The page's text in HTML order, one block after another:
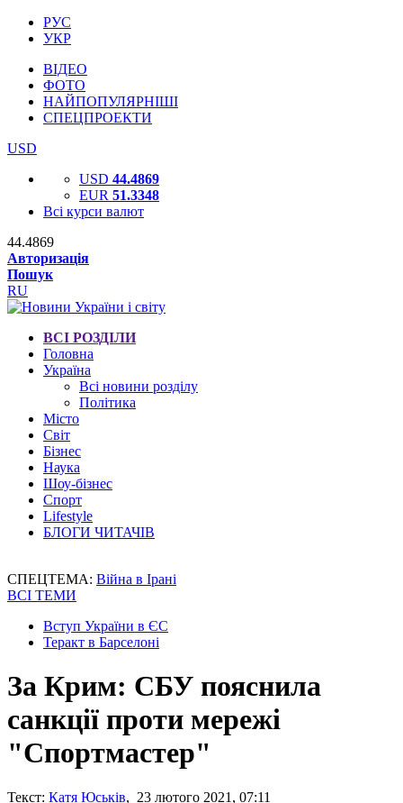
РУС
УКР
ВІДЕО
ФОТО
НАЙПОПУЛЯРНІШІ
СПЕЦПРОЕКТИ
USD
USD 44.4869
EUR 51.3348
Всі курси валют
44.4869
Авторизація
Пошук
RU
ВСІ РОЗДІЛИ
Головна
Україна
Всі новини розділу
Політика
Місто
Світ
Бізнес
Наука
Шоу-бізнес
Спорт
Lifestyle
БЛОГИ ЧИТАЧІВ
СПЕЦТЕМА: Війна в Ірані
ВСІ ТЕМИ
Вступ України в ЄС
Теракт в Барселоні
За Крим: СБУ пояснила
санкції проти мережі
"Спортмастер"
Текст: Катя Юськів, 23 лютого 2021, 07:11